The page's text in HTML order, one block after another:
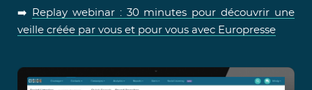
➡️
Replay webinar : 30 minutes pour découvrir une
veille créée par vous et pour vous avec Europresse